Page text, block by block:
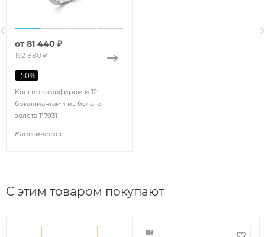
Кольцо с сапфиром и 12
бриллиантами из белого
золота 117931
Классическое
от81 440 ₽
162 880 ₽
-50%
С этим товаром покупают